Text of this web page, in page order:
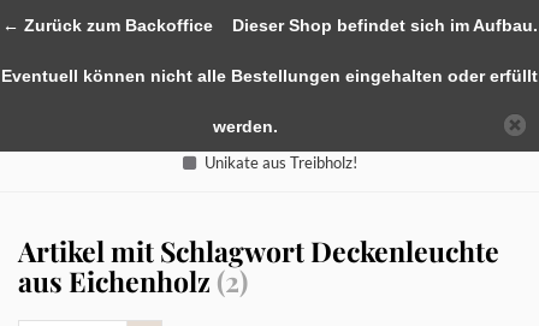
Unikate aus Treibholz!
Artikel mit Schlagwort Deckenleuchte
aus Eichenholz (2)
← Zurück zum BackofficeDieser Shop befindet sich im Aufbau.
Eventuell können nicht alle Bestellungen eingehalten oder erfüllt
werden.